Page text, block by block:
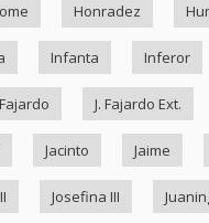
Honradez
Infanta Inferor
J. Fajardo Ext.
Jacinto Jaime
Josefina III